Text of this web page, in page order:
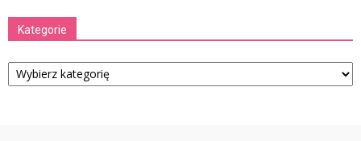
Kategorie
Kategorie